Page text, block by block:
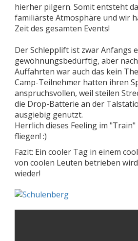
hierher pilgern. Somit entsteht
familiärste Atmosphäre und wir
Zeit des gesamten Events!
Der Schlepplift ist zwar Anfangs
gewöhnungsbedürftig, aber
Auffahrten war auch das kein
Camp-Teilnehmer hatten ihren
anspruchsvollen, weil steilen
die Drop-Batterie an der
ausgiebig genutzt.
Herrlich dieses Feeling im
fliegen! :)
Fazit: Ein cooler Tag in einem
von coolen Leuten betrieben
wieder!